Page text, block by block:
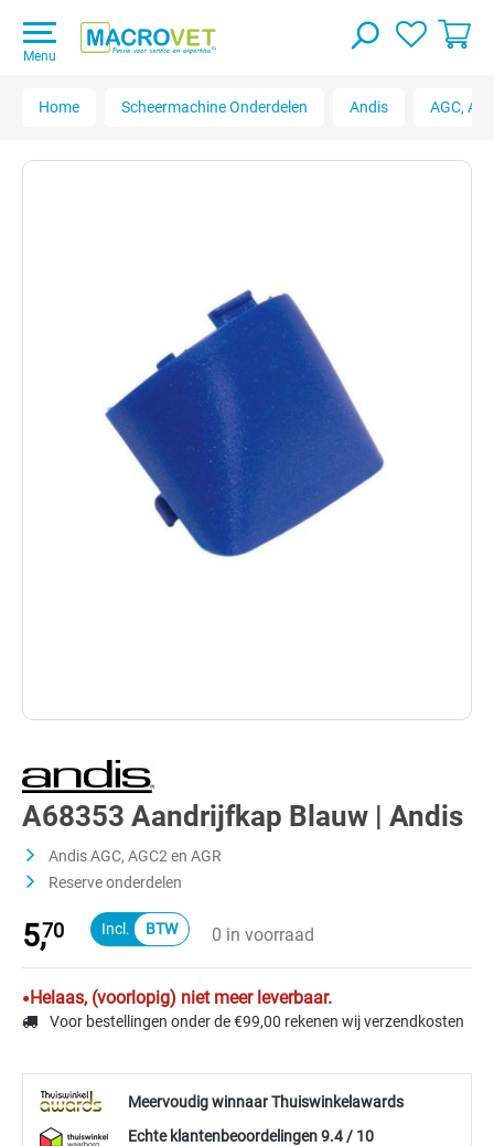
Menu
Home Scheermachine Onderdelen Andis AGC,
A68353 Aandrijfkap Blauw | Andis
Andis AGC, AGC2 en AGR
Reserve onderdelen
5,70 0 in voorraad
Helaas, (voorlopig) niet meer leverbaar.
Voor bestellingen onder de €99,00 rekenen wij verzendkosten
Meervoudig winnaar Thuiswinkelawards
Echte klantenbeoordelingen 9.4 / 10